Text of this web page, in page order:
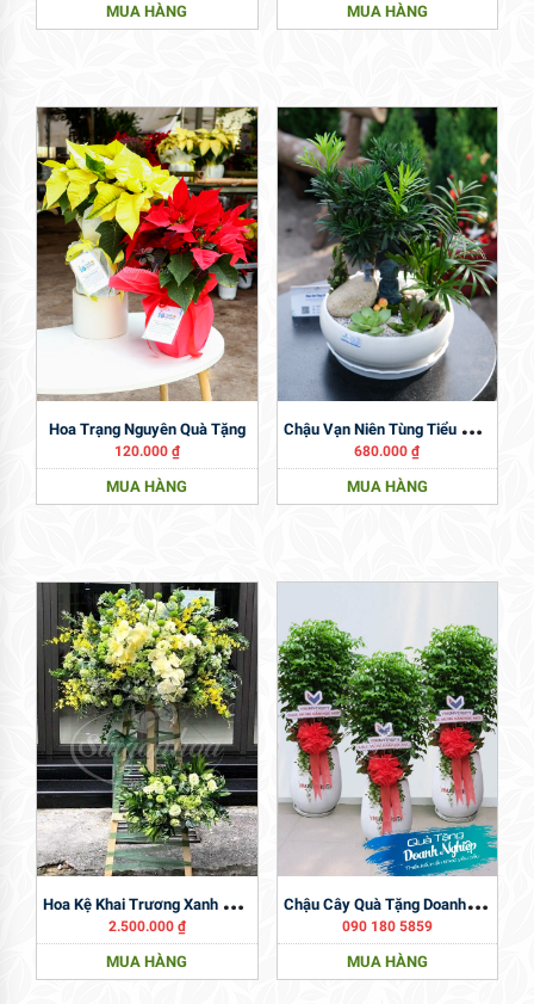
MUA HÀNG MUA HÀNG
Hoa Trạng Nguyên Quà Tặng
120.000 ₫
MUA HÀNG
C
Hậu Vạn Niên Tùng Tiểu Cảnh Tượng Phật
680.000₫
MUA HÀNG
H
Oa Kệ Khai Trương Xanh Hy Vọng
2.500.000 ₫
MUA HÀNG
C
Hậu Cây Quà Tặng Doanh Nghiệp
090 180 5859
MUA HÀNG